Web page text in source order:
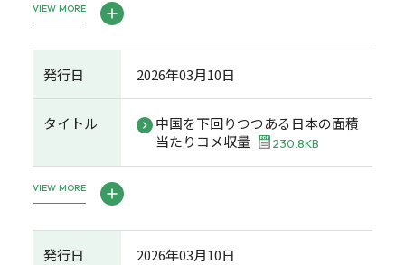
VIEW MORE
発行日 2026年03月10日
タイトル
中国を下回りつつある日本の面積
当たりコメ収量
230.8KB
VIEW MORE
発行日 2026年03月10日